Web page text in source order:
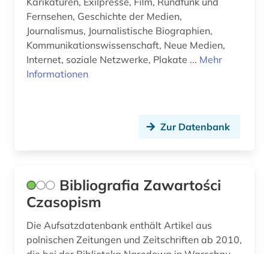
Fernsehen, Geschichte der Medien,
Journalismus, Journalistische Biographien,
Kommunikationswissenschaft, Neue Medien,
Internet, soziale Netzwerke, Plakate ... Mehr
Informationen
Zur Datenbank
Bibliografia Zawartości
Czasopism
Die Aufsatzdatenbank enthält Artikel aus
polnischen Zeitungen und Zeitschriften ab 2010,